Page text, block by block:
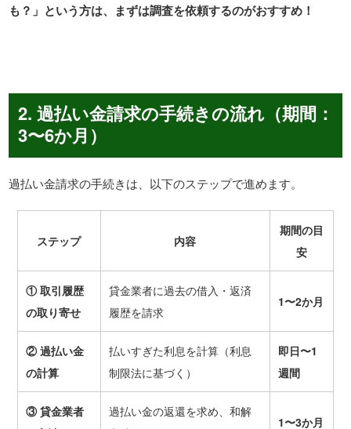
も？」という方は、まずは調査を依頼するのがおすすめ！
2. 過払い金請求の手続きの流れ（期間：
3〜6か月）
過払い金請求の手続きは、以下のステップで進めます。
ステップ 内容
期間の目
安
①取引履歴
の取り寄せ
貸金業者に過去の借入・返済
履歴を請求
1〜2か月
②過払い金
の計算
払いすぎた利息を計算（利息
制限法に基づく）
即日〜1
週間
③貸金業者
過払い金の返還を求め、和解
1〜3か月